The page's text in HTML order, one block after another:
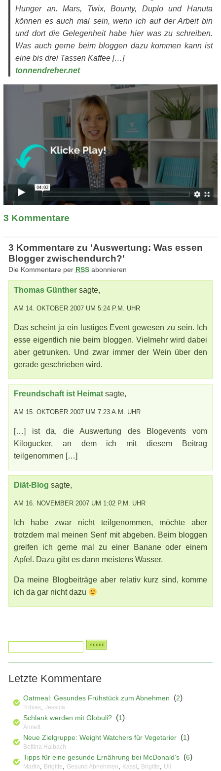
Hunger an. Mars, Twix, Bounty, Duplo und Hanuta
können es auch mal sein, wenn ich auf der Arbeit bin
und dort die Gelegenheit habe hier was zu schreiben.
Was auch gerne beim bloggen dazu kommen kann ist
eine bis drei Tassen Kaffee […]
tonnendreher.net
3 Kommentare
3 Kommentare zu 'Auswertung: Was essen
Blogger zwischendurch?'
Die Kommentare per RSS abonnieren
Thomas Günther sagte,
AM 14. OKTOBER 2007 UM 5:24 P.M. UHR
Das scheint ja ein lustiges Event gewesen zu sein. Ich
esse eigentlich nie beim bloggen. Vielmehr wird dabei
aber getrunken. Und zwar immer der Wein über den
gerade geschrieben wird.
Freundschaft ist Heimat sagte,
AM 15. OKTOBER 2007 UM 7:23 A.M. UHR
[…] ist da, die Auswertung des Blogevents vom
Kilogucker, an dem ich mit diesem Beitrag
teilgenommen […]
Diät-Blog sagte,
AM 16. NOVEMBER 2007 UM 1:02 P.M. UHR
Ich habe zwar nicht teilgenommen, möchte aber
trotzdem mal meinen Senf mit abgeben. Beim bloggen
greifen ich gerne mal zu einer Banane oder einem
Apfel. Dazu gibt es dann meistens Wasser.
Da meine Blogbeiträge aber relativ kurz sind, komme
ich da gar nicht dazu
Letzte Kommentare
Oatmeal: Gesundes Frühstück zum Abnehmen (2)
Tobias, Jessica
Schlank werden mit Globuli? (1)
Annett
Neue Zielgruppe: Weight Watchers für Vegetarier (1)
Bettina Halbach
Tipps für eine gesunde Ernährung bei McDonald's (6)
Martin, Brigitte, Gesund Abnehmen, Kassl , Brigitte, Uli